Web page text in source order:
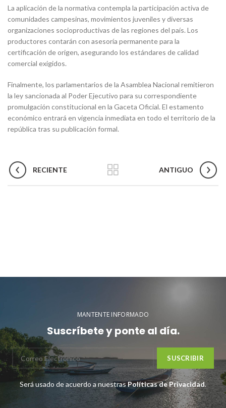
La aplicación de la normativa contempla la participación activa de
comunidades campesinas, movimientos juveniles y diversas
organizaciones socioproductivas de las regiones del país. Los
productores contarán con asesoría permanente para la
certificación de origen, asegurando los estándares de calidad
comercial exigidos.
Finalmente, los parlamentarios de la Asamblea Nacional remitieron
la ley sancionada al Poder Ejecutivo para su correspondiente
promulgación constitucional en la Gaceta Oficial. El estamento
económico entrará en vigencia inmediata en todo el territorio de la
república tras su publicación formal.
RECIENTE ANTIGUO
MANTENTE INFORMADO
Suscríbete y ponte al día.
Será usado de acuerdo a nuestrasPolíticas de Privacidad.